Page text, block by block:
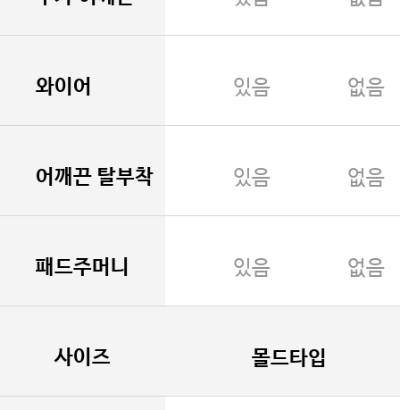
와이어 있음 없음
어깨끈 탈부착 있음 없음
패드주머니 있음 없음
사이즈 몰드타입